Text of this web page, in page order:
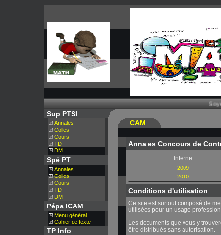
Soyez
Sup PTSI
Annales
Colles
Cours
TD
DM
Spé PT
Annales
Colles
Cours
TD
DM
Pépa ICAM
Menu général
Cahier de texte
TP Info
CAM
Annales Concours de
Interne
2009
2010
Conditions d'utilisation
Ce site est surtout composé de
utilisées pour un usage
Les documents que vous y
être distribués sans autorisation.